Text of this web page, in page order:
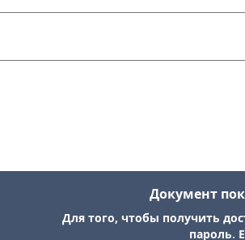
Документ
Для того, чтобы получить
пароль.